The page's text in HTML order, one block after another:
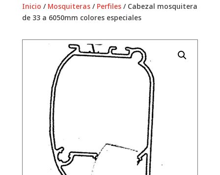
Inicio / Mosquiteras/ Perfiles/ Cabezal mosquitera
de 33 a 6050mm colores especiales